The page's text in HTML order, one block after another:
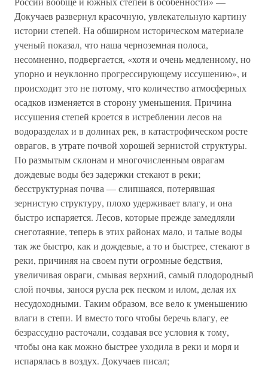
Докучаев развернул красочную, увлекательную картину
истории степей. На обширном историческом материале
ученый показал, что наша черноземная полоса,
несомненно, подвергается, «хотя и очень медленному, но
упорно и неуклонно прогрессирующему иссушению», и
происходит это не потому, что количество атмосферных
осадков изменяется в сторону уменьшения. Причина
иссушения степей кроется в истреблении лесов на
водоразделах и в долинах рек, в катастрофическом росте
оврагов, в утрате почвой хорошей зернистой структуры.
По размытым склонам и многочисленным оврагам
дождевые воды без задержки стекают в реки;
бесструктурная почва — слипшаяся, потерявшая
зернистую структуру, плохо удерживает влагу, и она
быстро испаряется. Лесов, которые прежде замедляли
снеготаяние, теперь в этих районах мало, и талые воды
так же быстро, как и дождевые, а то и быстрее, стекают в
реки, причиняя на своем пути огромные бедствия,
увеличивая овраги, смывая верхний, самый плодородный
слой почвы, занося русла рек песком и илом, делая их
несудоходными. Таким образом, все вело к уменьшению
влаги в степи. И вместо того чтобы беречь влагу, ее
безрассудно расточали, создавая все условия к тому,
чтобы она как можно быстрее уходила в реки и моря и
испарялась в воздух. Докучаев писал;